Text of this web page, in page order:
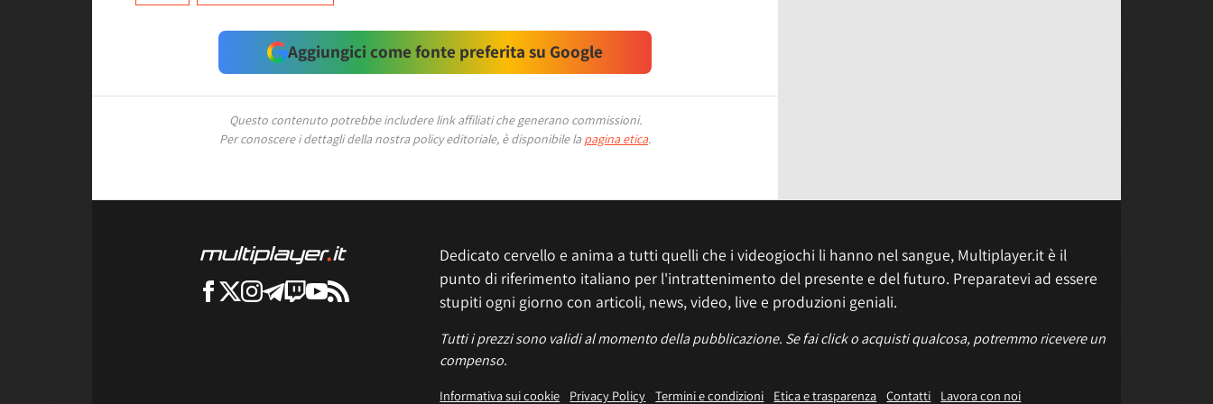
Aggiungici come fonte preferita su Google
Questo contenuto potrebbe includere link affiliati che generano commissioni.
Per conoscere i dettagli della nostra policy editoriale, è disponibile la pagina etica.
Dedicato cervello e anima a tutti quelli che i videogiochi li hanno nel sangue, Multiplayer.it è il
punto di riferimento italiano per l'intrattenimento del presente e del futuro. Preparatevi ad essere
stupiti ogni giorno con articoli, news, video, live e produzioni geniali.
Tutti i prezzi sono validi al momento della pubblicazione. Se fai click o acquisti qualcosa, potremmo ricevere un
compenso.
Informativa sui cookie Privacy Policy Termini e condizioni Etica e trasparenza Contatti Lavora con noi